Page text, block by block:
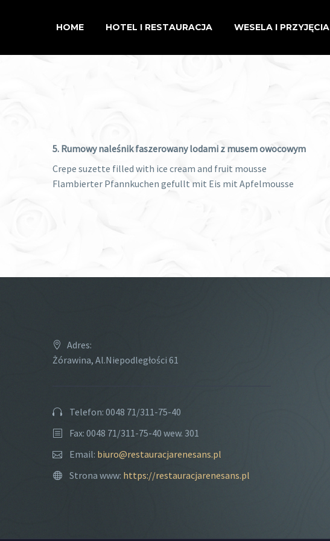
HOME HOTEL I RESTAURACJA WESELA I PRZYJĘCIA
5. Rumowy naleśnik faszerowany lodami z musem owocowym
Crepe suzette filled with ice cream and fruit mousse
Flambierter Pfannkuchen gefullt mit Eis mit Apfelmousse
Adres:
Żórawina, Al.Niepodległości 61
Telefon: 0048 71/311-75-40
Fax: 0048 71/311-75-40 wew. 301
Email: biuro@restauracjarenesans.pl
Strona www: https://restauracjarenesans.pl